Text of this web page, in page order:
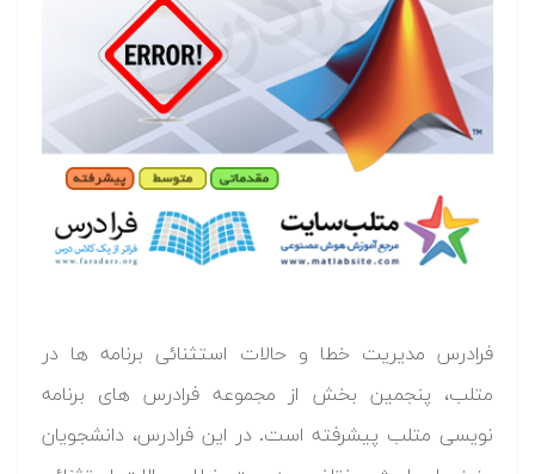
فرادرس مدیریت خطا و حالات استثنائی برنامه ها در
متلب، پنجمین بخش از مجموعه فرادرس های برنامه
نویسی متلب پیشرفته است. در این فرادرس، دانشجویان